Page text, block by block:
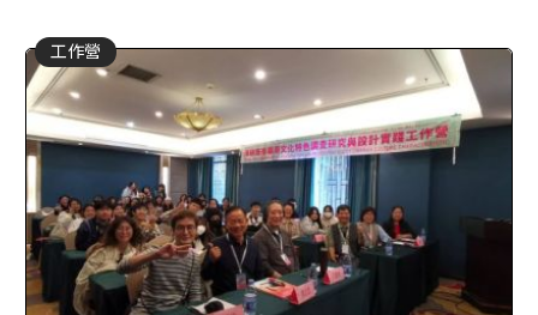
工作營